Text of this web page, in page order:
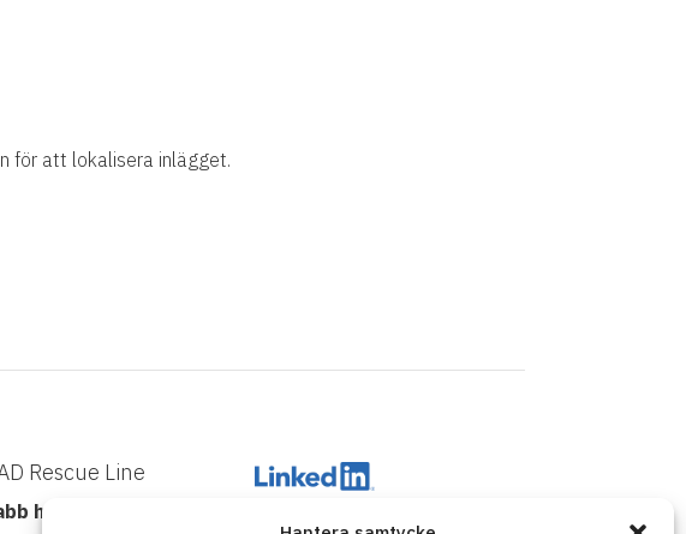
för att lokalisera inlägget.
Rescue Line
hjälp med IBM